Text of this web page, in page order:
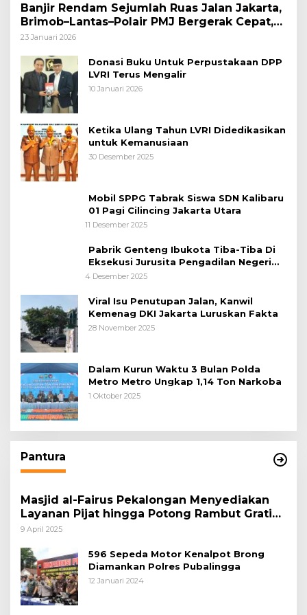
Banjir Rendam Sejumlah Ruas Jalan Jakarta,
Brimob–Lantas–Polair PMJ Bergerak Cepat,
Polri Siagakan 128.247 Personel Secara
23 Januari 2026
Donasi Buku Untuk Perpustakaan DPP
LVRI Terus Mengalir
10 Januari 2026
Ketika Ulang Tahun LVRI Didedikasikan
untuk Kemanusiaan
30 Desember 2025
Mobil SPPG Tabrak Siswa SDN Kalibaru
01 Pagi Cilincing Jakarta Utara
11 Desember 2025
Pabrik Genteng Ibukota Tiba-Tiba Di
Eksekusi Jurusita Pengadilan Negeri
Tangerang, Diduga Cacat Hukum Sejak
4 Desember 2025
Viral Isu Penutupan Jalan, Kanwil
Kemenag DKI Jakarta Luruskan Fakta
28 November 2025
Dalam Kurun Waktu 3 Bulan Polda
Metro Metro Ungkap 1,14 Ton Narkoba
1 Oktober 2025
Pantura
Masjid al-Fairus Pekalongan Menyediakan
Layanan Pijat hingga Potong Rambut Gratis
bagi Pemudik Lebaran 2025
9 April 2025
596 Sepeda Motor Kenalpot Brong
Diamankan Polres Pubalingga
12 Januari 2024